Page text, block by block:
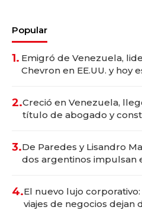
Popular
1. Emigró de Venezuela,
Chevron en EE.UU. y hoy
2.Creció en Venezuela,
título de abogado y
3.De Paredes y Lisandro
dos argentinos impulsan
4.El nuevo lujo
viajes de negocios dejan